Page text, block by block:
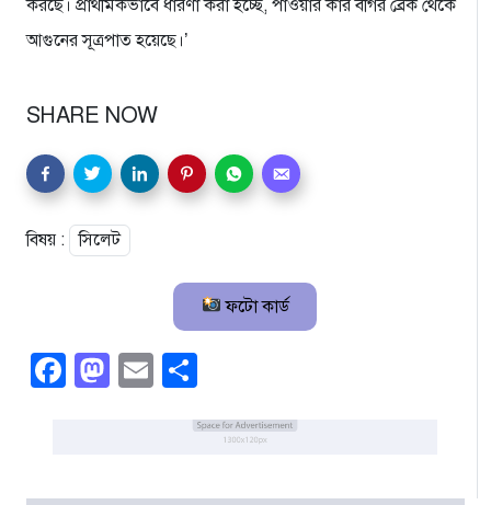
করছে। প্রাথমিকভাবে ধারণা করা হচ্ছে, পাওয়ার কার বগির ব্রেক থেকে
আগুনের সূত্রপাত হয়েছে।’
SHARE NOW
বিষয় : সিলেট
ফটো কার্ড
Facebook
Mastodon
Email